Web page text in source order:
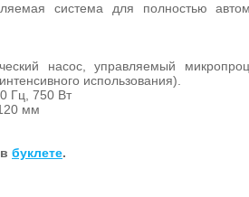
система для полностью
насос, управляемый
использования).
Гц, 750 Вт
мм
буклете.